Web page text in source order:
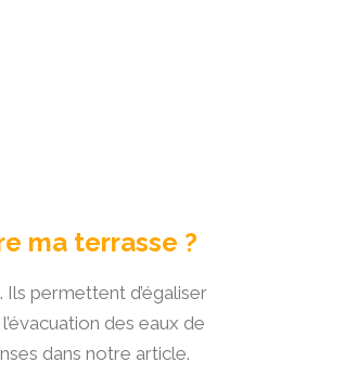
ma terrasse ?
permettent d’égaliser
des eaux de
dans notre article.